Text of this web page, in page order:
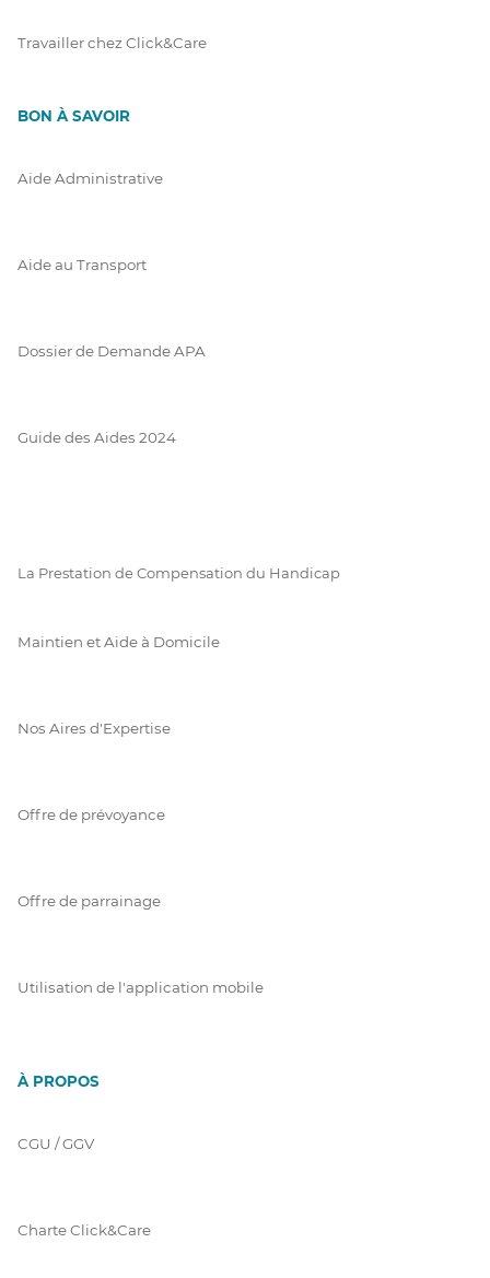
Travailler chez Click&Care
BON À SAVOIR
Aide Administrative
Aide au Transport
Dossier de Demande APA
Guide des Aides 2024
La Prestation de Compensation du Handicap
Maintien et Aide à Domicile
Nos Aires d'Expertise
Offre de prévoyance
Offre de parrainage
Utilisation de l'application mobile
À PROPOS
CGU / GGV
Charte Click&Care